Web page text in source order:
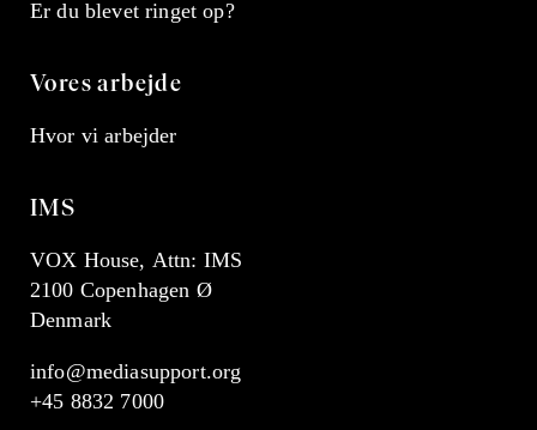
Er du blevet ringet op?
Vores arbejde
Hvor vi arbejder
IMS
VOX House, Attn: IMS
2100 Copenhagen Ø
Denmark
info@mediasupport.org
+45 8832 7000